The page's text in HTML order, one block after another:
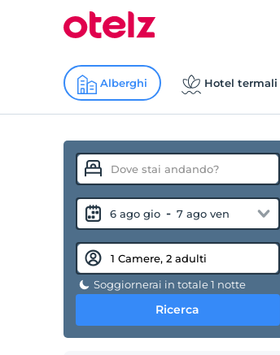
Alberghi Hotel termali
6 ago gio - 7 ago ven
Soggiornerai in totale 1 notte
Ricerca